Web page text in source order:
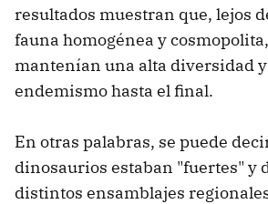
resultados muestran que, lejos
fauna homogénea y
mantenían una alta diversidad
endemismo hasta el final.
En otras palabras, se puede
dinosaurios estaban "fuertes" y
distintos ensamblajes